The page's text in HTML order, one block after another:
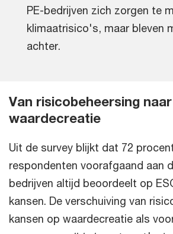
PE-bedrijven zich zorgen te
klimaatrisico's, maar bleven
achter.
Van risicobeheersing naar
waardecreatie
Uit de survey blijkt dat 72
respondenten voorafgaand aan
bedrijven altijd beoordeelt op
kansen. De verschuiving van
kansen op waardecreatie als